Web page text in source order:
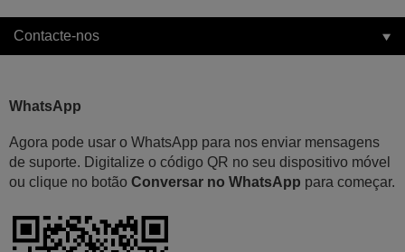
Contacte-nos
WhatsApp
Agora pode usar o WhatsApp para nos enviar mensagens
de suporte. Digitalize o código QR no seu dispositivo móvel
ou clique no botão Conversar no WhatsApp para começar.